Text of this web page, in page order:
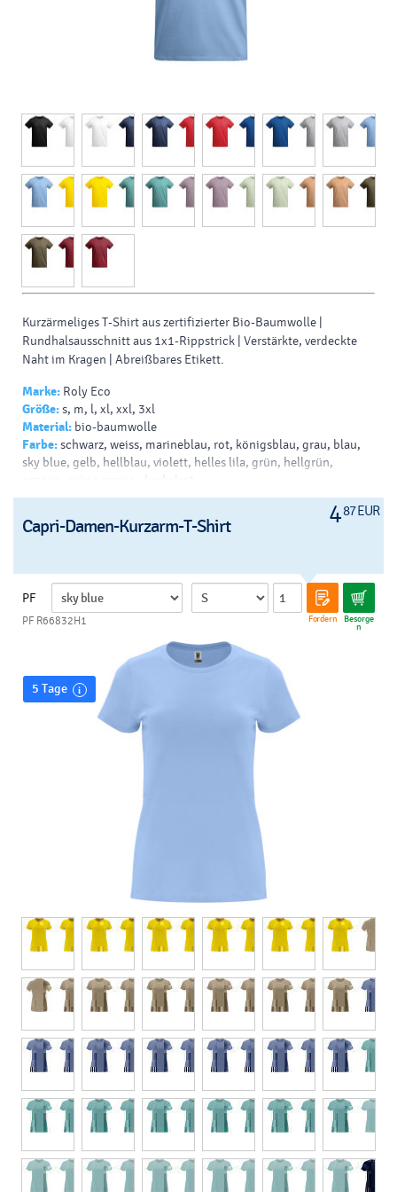
Kurzärmeliges T-Shirt aus zertifizierter Bio-Baumwolle |
Rundhalsausschnitt aus 1x1-Rippstrick | Verstärkte, verdeckte
Naht im Kragen | Abreißbares Etikett.
Marke: Roly Eco
Größe:s, m, l, xl, xxl, 3xl
Material: bio-baumwolle
Farbe:schwarz, weiss, marineblau, rot, königsblau, grau, blau,
sky blue, gelb, hellblau, violett, helles lila, grün, hellgrün,
orange, grüne armee, dunkelrot
487 EUR
Capri-Damen-Kurzarm-T-Shirt
PF
Fordern Besorge
n
PF R66832H1
5 Tage